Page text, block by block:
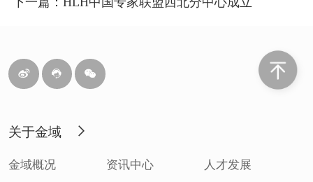
关于金域
金域概况 资讯中心
人才发展